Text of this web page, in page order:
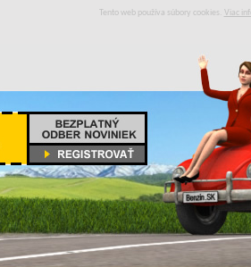
Tento web používa súbory cookies. Viac